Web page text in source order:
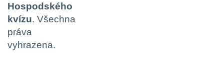
Hospodského
kvízu. Všechna
práva
vyhrazena.